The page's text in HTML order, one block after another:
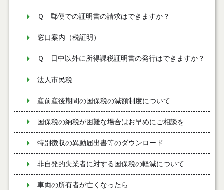
Ｑ 郵便での証明書の請求はできますか？
窓口案内（税証明）
Ｑ 日中以外に所得課税証明書の発行はできますか？
法人市民税
産前産後期間の国保税の減額制度について
国保税の納税が困難な場合はお早めにご相談を
特別徴収の異動届出書等のダウンロード
非自発的失業者に対する国保税の軽減について
車両の所有者が亡くなったら